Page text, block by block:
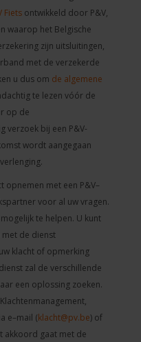
Fiets ontwikkeld door P&V,
waarop het Belgische
zijn uitsluitingen,
met de verzekerde
u dus om de algemene
te lezen vóór de
op de
verzoek bij een P&V-
wordt aangegaan
opnemen met een P&V–
voor al uw vragen.
te helpen. U kunt
de dienst
klacht of opmerking
zal de verschillende
een oplossing zoeken.
e–mail (klacht@pv.be) of
akkoord gaat met de